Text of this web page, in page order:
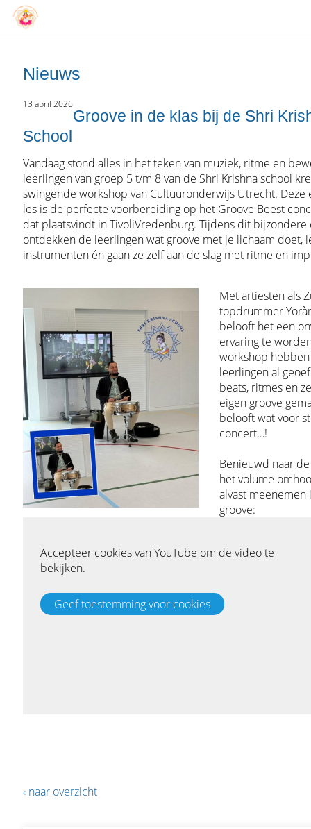
Nieuws
13 april 2026
Groove in de klas bij de Shri
School
Vandaag stond alles in het teken van muziek, ritme en
leerlingen van groep 5 t/m 8 van de Shri Krishna school
swingende workshop van Cultuuronderwijs Utrecht. Deze
les is de perfecte voorbereiding op het Groove Beest
dat plaatsvindt in TivoliVredenburg. Tijdens dit bijzondere
ontdekken de leerlingen wat groove met je lichaam doet,
instrumenten én gaan ze zelf aan de slag met ritme en
Met artiesten als
topdrummer
belooft het een
ervaring te
workshop
leerlingen al
beats, ritmes en
eigen groove
belooft wat voor
concert…!
Benieuwd naar
het volume
alvast meenemen
groove:
‹ naar overzicht